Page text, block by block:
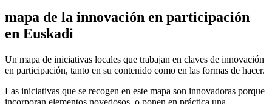
mapa de la innovación en participación
en Euskadi
Un mapa de iniciativas locales que trabajan en claves de innovación
en participación, tanto en su contenido como en las formas de hacer.
Las iniciativas que se recogen en este mapa son innovadoras porque
incorporan elementos novedosos, o ponen en práctica una